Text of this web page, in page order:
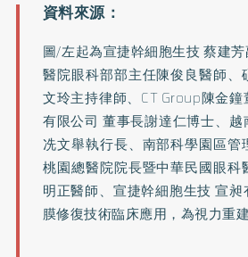
圖/左起為宣捷幹細胞生技 蔡建
醫院眼科部部主任陳俊良醫師
文玲主持律師、CT Group陳金
有限公司 董事長謝達仁博士、
冼文舉執行長、南部科學園區
桃園總醫院院長暨中華民國眼
明正醫師、宣捷幹細胞生技 宣
膜修復技術臨床應用，為視力重